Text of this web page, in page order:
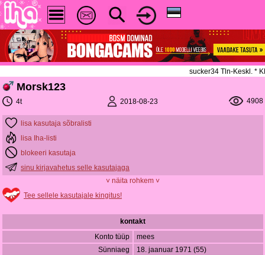
sucker34 Tln-Keskl. *
Morsk123
4t 2018-08-23 4908
lisa kasutaja sõbralisti
lisa Iha-listi
blokeeri kasutaja
sinu kirjavahetus selle kasutajaga
˅ näita rohkem ˅
Tee sellele kasutajale kingitus!
kontakt
Konto tüüp
mees
Sünniaeg
18. jaanuar 1971 (55)